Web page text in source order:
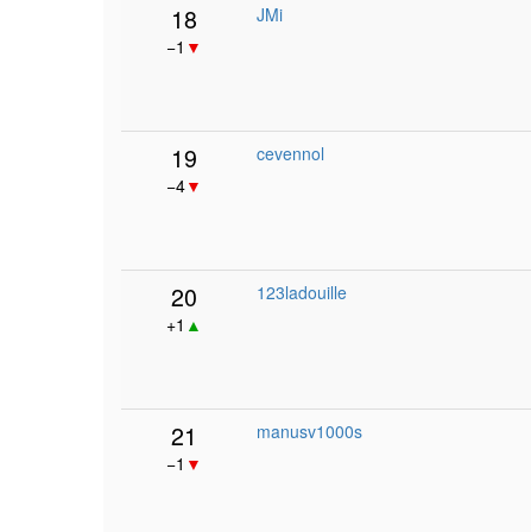
18
−1 ▼
JMi
19
−4▼
cevennol
20
+1 ▲
123ladouille
21
−1 ▼
manusv1000s